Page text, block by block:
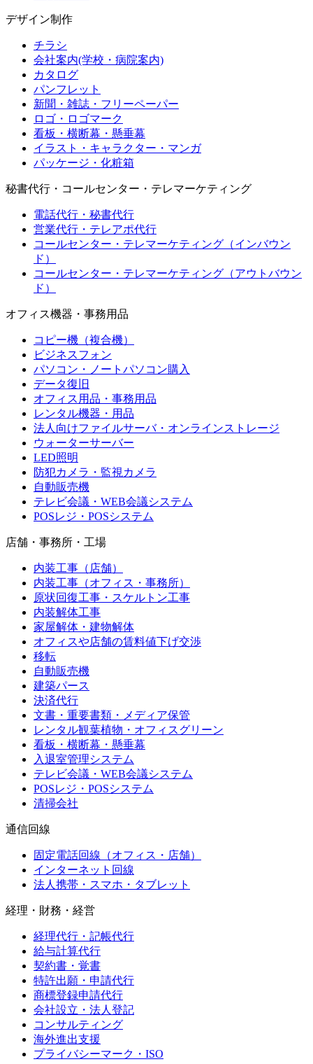
デザイン制作
チラシ
会社案内(学校・病院案内)
カタログ
パンフレット
新聞・雑誌・フリーペーパー
ロゴ・ロゴマーク
看板・横断幕・懸垂幕
イラスト・キャラクター・マンガ
パッケージ・化粧箱
秘書代行・コールセンター・テレマーケティング
電話代行・秘書代行
営業代行・テレアポ代行
コールセンター・テレマーケティング（インバウン
ド）
コールセンター・テレマーケティング（アウトバウン
ド）
オフィス機器・事務用品
コピー機（複合機）
ビジネスフォン
パソコン・ノートパソコン購入
データ復旧
オフィス用品・事務用品
レンタル機器・用品
法人向けファイルサーバ・オンラインストレージ
ウォーターサーバー
LED照明
防犯カメラ・監視カメラ
自動販売機
テレビ会議・WEB会議システム
POSレジ・POSシステム
店舗・事務所・工場
内装工事（店舗）
内装工事（オフィス・事務所）
原状回復工事・スケルトン工事
内装解体工事
家屋解体・建物解体
オフィスや店舗の賃料値下げ交渉
移転
自動販売機
建築パース
決済代行
文書・重要書類・メディア保管
レンタル観葉植物・オフィスグリーン
看板・横断幕・懸垂幕
入退室管理システム
テレビ会議・WEB会議システム
POSレジ・POSシステム
清掃会社
通信回線
固定電話回線（オフィス・店舗）
インターネット回線
法人携帯・スマホ・タブレット
経理・財務・経営
経理代行・記帳代行
給与計算代行
契約書・覚書
特許出願・申請代行
商標登録申請代行
会社設立・法人登記
コンサルティング
海外進出支援
プライバシーマーク・ISO